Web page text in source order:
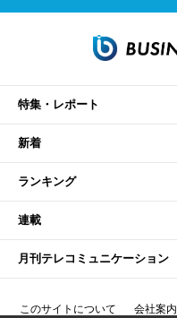
特集・レポート
新着
ランキング
連載
月刊テレコミュニケーション
このサイトについて 会社案内